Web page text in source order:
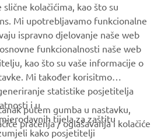
Robotics on Social Media
SMT
kolačićima, kao što su
Mi upotrebljavamo funkcionalne
ispravno djelovanje naše web
funkcionalnosti naše web
kao što su vaše informacije o
Mi također korisitmo
statistike posjetitelja
i u
tijela za zaštitu
kako posjetitelji
putem gumba u nastavku,
praćenja / oglašavanja i kolačiće